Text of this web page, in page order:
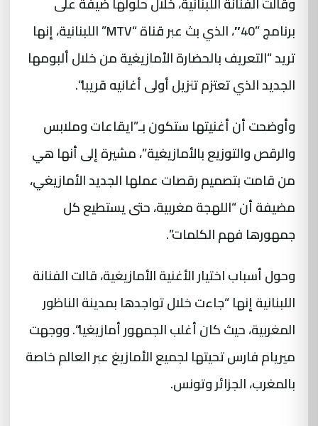
برنامج ”40″، الذي بث عبر قناة “MTV” اللبنانية، إنها
تريد “التعريف بالحضارة الأمازيغية من خلال ألبومها
الجديد الذي تعتزم تنزيل أولى أغانيه قريبا“.
وأوضحت أن أغنيتها ستكون بـ”ايقاعات وملابس
والرقص والتوزيع بالأمازيغية”، مشيرة إلى أنها هي
من قامت بتصميم رقصات عملها الجديد الأمازيغي،
مضيفة أن “اللهجة مغربية، حتى يستطيع كل
جمهورها فهم الكلمات”.
وحول أسباب اختيار الأغنية الأمازيغية، قالت الفنانة
اللبنانية إنها “جاءت خلال تواجدها بمدينة الناظور
المغربية، حيث كان أغلب الجمهور أمازيغيا“. ووجهت
ميريام فارس تحيتها لجميع الأمازيغ عبر العالم خاصة
بالمغرب، الجزائر وتونس.